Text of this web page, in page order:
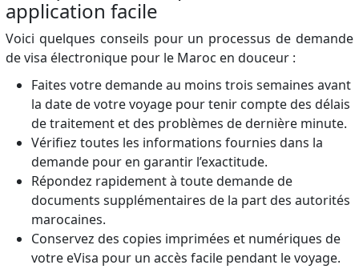
application facile
Voici quelques conseils pour un processus de demande
de visa électronique pour le Maroc en douceur :
Faites votre demande au moins trois semaines avant
la date de votre voyage pour tenir compte des délais
de traitement et des problèmes de dernière minute.
Vérifiez toutes les informations fournies dans la
demande pour en garantir l’exactitude.
Répondez rapidement à toute demande de
documents supplémentaires de la part des autorités
marocaines.
Conservez des copies imprimées et numériques de
votre eVisa pour un accès facile pendant le voyage.